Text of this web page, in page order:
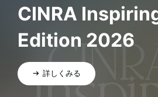
CINRA
Edition 2026
詳しくみる